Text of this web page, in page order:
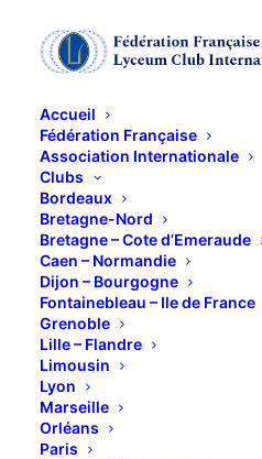
Accueil
Fédération Française
Association Internationale
Clubs
Bordeaux
Bretagne-Nord
Bretagne – Cote d’Emeraude
Caen – Normandie
Dijon – Bourgogne
Fontainebleau – Ile de France
Grenoble
Lille – Flandre
Limousin
Lyon
Marseille
Orléans
Paris